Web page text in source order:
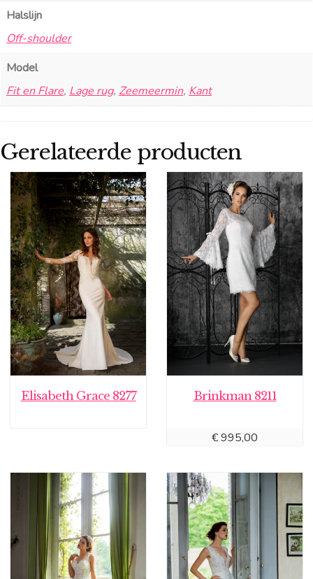
Halslijn
Off-shoulder
Model
Fit en Flare, Lage rug, Zeemeermin, Kant
Gerelateerde producten
Elisabeth Grace 8277 Brinkman 8211
€995,00